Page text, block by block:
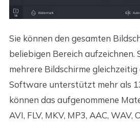
Sie können den gesamten
beliebigen Bereich aufzeichnen.
mehrere Bildschirme gleichzeitig
Software unterstützt mehr als
können das aufgenommene
AVI, FLV, MKV, MP3, AAC, WAV,